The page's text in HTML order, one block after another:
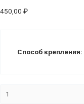
450,00 ₽
Способ крепления: